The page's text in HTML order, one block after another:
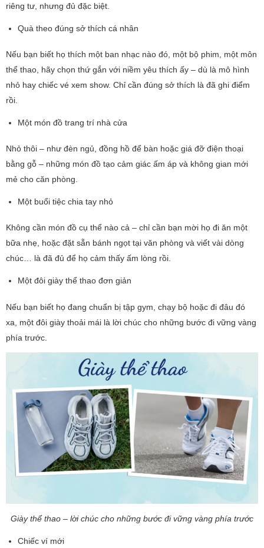
riêng tư, nhưng đủ đặc biệt.
Quà theo đúng sở thích cá nhân
Nếu bạn biết họ thích một ban nhạc nào đó, một bộ phim, một môn
thể thao, hãy chọn thứ gắn với niềm yêu thích ấy – dù là mô hình
nhỏ hay chiếc vé xem show. Chỉ cần đúng sở thích là đã ghi điểm
rồi.
Một món đồ trang trí nhà cửa
Nhỏ thôi – như đèn ngủ, đồng hồ để bàn hoặc giá đỡ điện thoại
bằng gỗ – những món đồ tạo cảm giác ấm áp và không gian mới
mẻ cho căn phòng.
Một buổi tiệc chia tay nhỏ
Không cần món đồ cụ thể nào cả – chỉ cần bạn mời họ đi ăn một
bữa nhẹ, hoặc đặt sẵn bánh ngọt tại văn phòng và viết vài dòng
chúc… là đã đủ để họ cảm thấy ấm lòng rồi.
Một đôi giày thể thao đơn giản
Nếu bạn biết họ đang chuẩn bị tập gym, chạy bộ hoặc đi đâu đó
xa, một đôi giày thoải mái là lời chúc cho những bước đi vững vàng
phía trước.
Giày thể thao – lời chúc cho những bước đi vững vàng phía trước
Chiếc ví mới